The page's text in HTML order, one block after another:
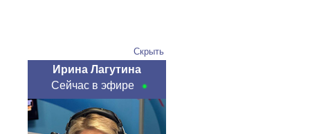
Скрыть
Ирина Лагутина
Сейчас в эфире